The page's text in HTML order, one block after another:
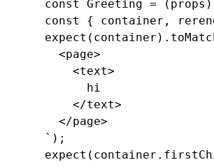
  const
Greeting = (props)
  const
{ container ,
  expect
(container)
    <page>
      <text>
        hi
      </text>
    </page>
  `
);
  expect
( container